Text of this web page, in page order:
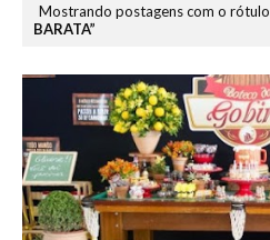
Mostrando postagens com o rótulo
BARATA